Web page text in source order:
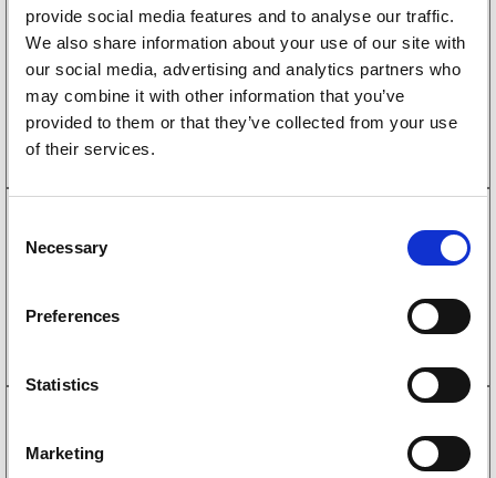
provide social media features and to analyse our traffic.
We also share information about your use of our site with
our social media, advertising and analytics partners who
may combine it with other information that you’ve
provided to them or that they’ve collected from your use
of their services.
t
Necessary
Preferences
Statistics
Marketing
1360201
Bromsnock ALKO 2051/2361 Vänster
186kr(149kr exkl. moms)
Köp online
Bromsnock ALKO 1636G/1637 Höger
255kr (204kr exkl. moms)